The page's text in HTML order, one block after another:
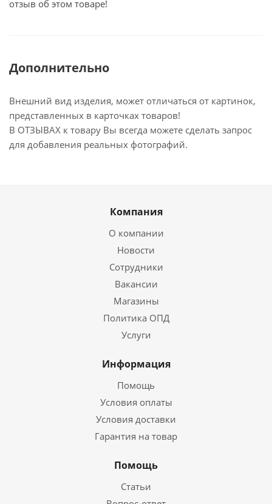
отзыв об этом товаре!
Дополнительно
Внешний вид изделия, может отличаться от картинок,
представленных в карточках товаров!
В ОТЗЫВАХ к товару Вы всегда можете сделать запрос
для добавления реальных фотографий.
Компания
О компании
Новости
Сотрудники
Вакансии
Магазины
Политика ОПД
Услуги
Информация
Помощь
Условия оплаты
Условия доставки
Гарантия на товар
Помощь
Статьи